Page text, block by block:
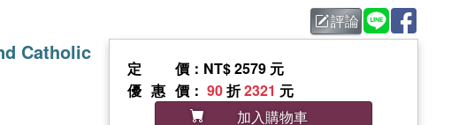
評論
Catholic
定價 ：NT$ 2579 元
優惠價 ： 90折2321 元
加入購物車